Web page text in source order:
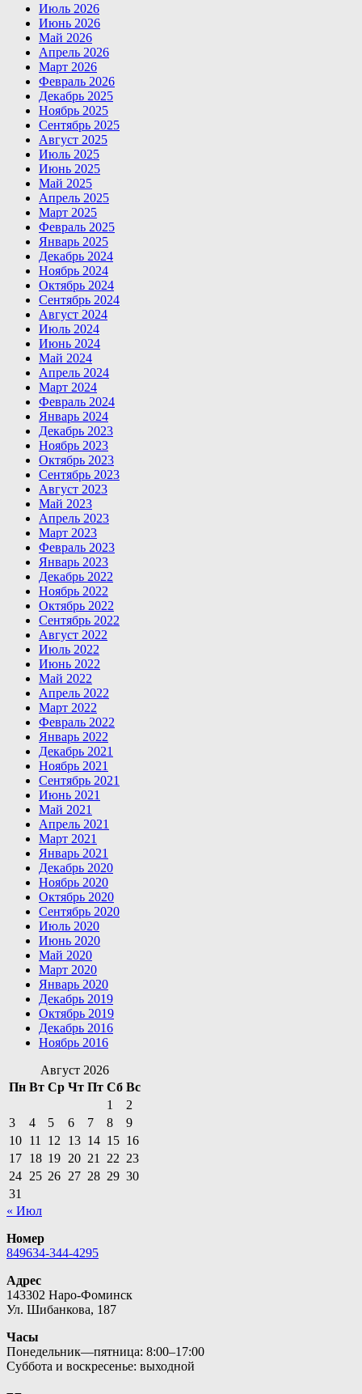
Июль 2026
Июнь 2026
Май 2026
Апрель 2026
Март 2026
Февраль 2026
Декабрь 2025
Ноябрь 2025
Сентябрь 2025
Август 2025
Июль 2025
Июнь 2025
Май 2025
Апрель 2025
Март 2025
Февраль 2025
Январь 2025
Декабрь 2024
Ноябрь 2024
Октябрь 2024
Сентябрь 2024
Август 2024
Июль 2024
Июнь 2024
Май 2024
Апрель 2024
Март 2024
Февраль 2024
Январь 2024
Декабрь 2023
Ноябрь 2023
Октябрь 2023
Сентябрь 2023
Август 2023
Май 2023
Апрель 2023
Март 2023
Февраль 2023
Январь 2023
Декабрь 2022
Ноябрь 2022
Октябрь 2022
Сентябрь 2022
Август 2022
Июль 2022
Июнь 2022
Май 2022
Апрель 2022
Март 2022
Февраль 2022
Январь 2022
Декабрь 2021
Ноябрь 2021
Сентябрь 2021
Июнь 2021
Май 2021
Апрель 2021
Март 2021
Январь 2021
Декабрь 2020
Ноябрь 2020
Октябрь 2020
Сентябрь 2020
Июль 2020
Июнь 2020
Май 2020
Март 2020
Январь 2020
Декабрь 2019
Октябрь 2019
Декабрь 2016
Ноябрь 2016
Август 2026
Пн Вт Ср Чт Пт Сб Вс
1
2
3
4 5 6 7 8
9
10 11 12 13 14 15 16
17 18 19 20 21 22 23
24 25 26 27 28 29 30
31
« Июл
Номер
849634-344-4295
Адрес
143302 Наро-Фоминск
Ул. Шибанкова, 187
Часы
Понедельник—пятница: 8:00–17:00
Суббота и воскресенье: выходной